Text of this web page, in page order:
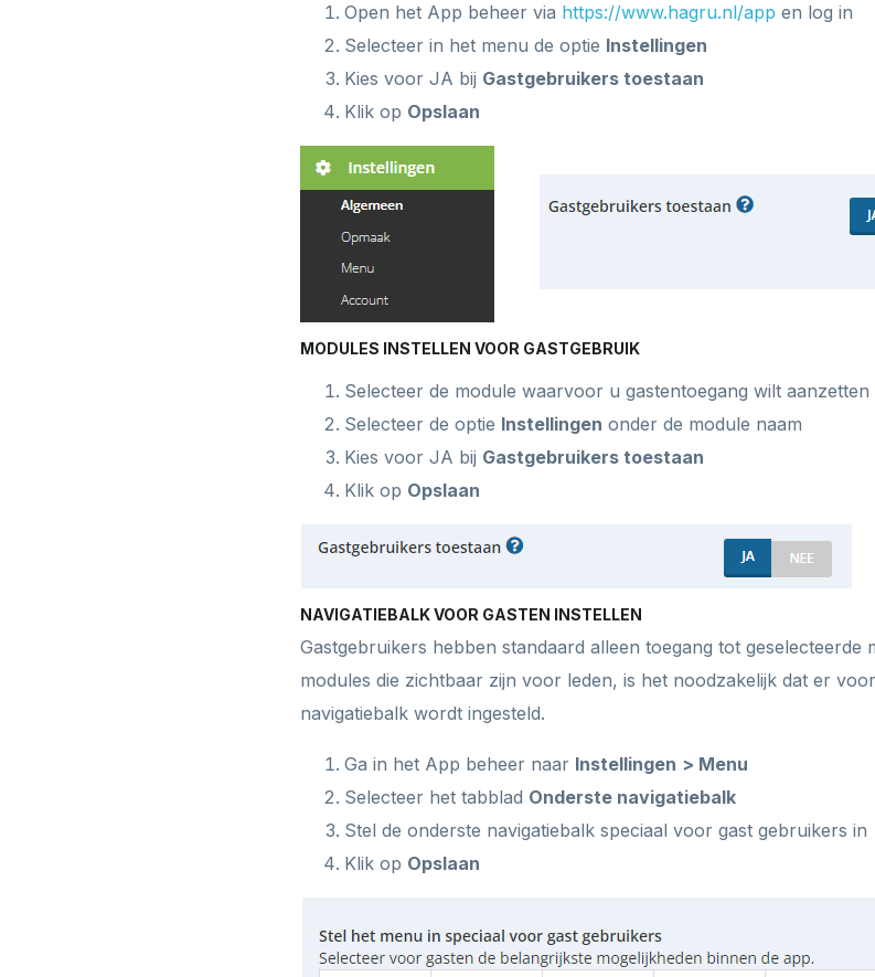
Open het App beheer via https://www.hagru.nl/app en log in
Selecteer in het menu de optie Instellingen
Kies voor JA bij Gastgebruikers toestaan
Klik op Opslaan
MODULES INSTELLEN VOOR GASTGEBRUIK
Selecteer de module waarvoor u gastentoegang wilt aanzetten
Selecteer de optie Instellingen onder de module naam
Kies voor JA bij Gastgebruikers toestaan
Klik op Opslaan
NAVIGATIEBALK VOOR GASTEN INSTELLEN
Gastgebruikers hebben standaard alleen toegang tot geselecteerde
modules die zichtbaar zijn voor leden, is het noodzakelijk dat er
navigatiebalk wordt ingesteld.
Ga in het App beheer naar Instellingen > Menu
Selecteer het tabblad Onderste navigatiebalk
Stel de onderste navigatiebalk speciaal voor gast gebruikers in
Klik op Opslaan